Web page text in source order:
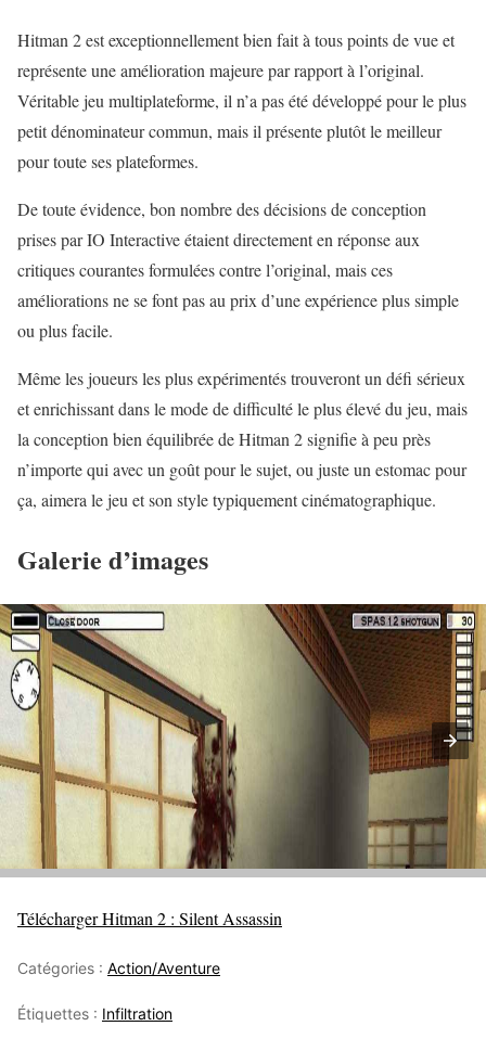
Hitman 2 est exceptionnellement bien fait à tous points de vue et
représente une amélioration majeure par rapport à l’original.
Véritable jeu multiplateforme, il n’a pas été développé pour le plus
petit dénominateur commun, mais il présente plutôt le meilleur
pour toute ses plateformes.
De toute évidence, bon nombre des décisions de conception
prises par IO Interactive étaient directement en réponse aux
critiques courantes formulées contre l’original, mais ces
améliorations ne se font pas au prix d’une expérience plus simple
ou plus facile.
Même les joueurs les plus expérimentés trouveront un défi sérieux
et enrichissant dans le mode de difficulté le plus élevé du jeu, mais
la conception bien équilibrée de Hitman 2 signifie à peu près
n’importe qui avec un goût pour le sujet, ou juste un estomac pour
ça, aimera le jeu et son style typiquement cinématographique.
Galerie d’images
Télécharger Hitman 2 : Silent Assassin
Catégories : Action/Aventure
Étiquettes : Infiltration